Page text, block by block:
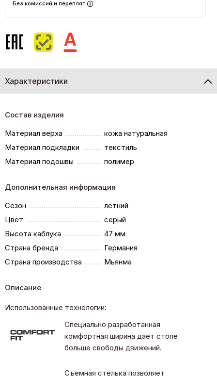
Без комиссий и переплат
Характеристики
Состав изделия
Материал верха
кожа натуральная
Материал подкладки
текстиль
Материал подошвы
полимер
Дополнительная информация
Сезон
летний
Цвет
серый
Высота каблука
47 мм
Страна бренда
Германия
Страна производства
Мьянма
Описание
Использованные технологии:
Специально разработанная
комфортная ширина дает стопе
больше свободы движений.
Съемная стелька позволяет